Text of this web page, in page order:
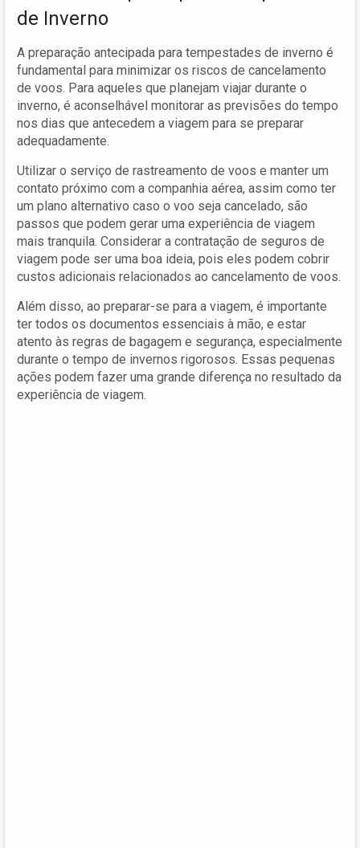
de Inverno
A preparação antecipada para tempestades de inverno é
fundamental para minimizar os riscos de cancelamento
de voos. Para aqueles que planejam viajar durante o
inverno, é aconselhável monitorar as previsões do tempo
nos dias que antecedem a viagem para se preparar
adequadamente.
Utilizar o serviço de rastreamento de voos e manter um
contato próximo com a companhia aérea, assim como ter
um plano alternativo caso o voo seja cancelado, são
passos que podem gerar uma experiência de viagem
mais tranquila. Considerar a contratação de seguros de
viagem pode ser uma boa ideia, pois eles podem cobrir
custos adicionais relacionados ao cancelamento de voos.
Além disso, ao preparar-se para a viagem, é importante
ter todos os documentos essenciais à mão, e estar
atento às regras de bagagem e segurança, especialmente
durante o tempo de invernos rigorosos. Essas pequenas
ações podem fazer uma grande diferença no resultado da
experiência de viagem.